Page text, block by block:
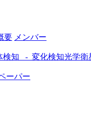
要 メンバー
知​ - 変化検知​光学衛
ーパー